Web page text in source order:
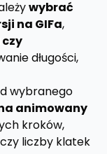
wybrać
na GIFa,
długości,
wybranego
animowany
kroków,
liczby klatek